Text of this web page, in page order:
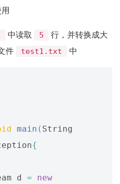
中读取 5
行，并转换成大
件
test1.txt 中
main ( String
{
d =
new